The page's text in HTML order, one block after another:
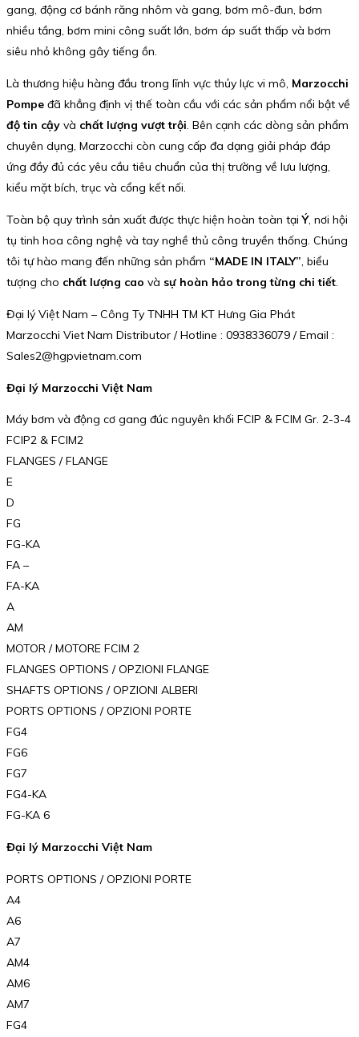
gang, động cơ bánh răng nhôm và gang, bơm mô-đun, bơm
nhiều tầng, bơm mini công suất lớn, bơm áp suất thấp và bơm
siêu nhỏ không gây tiếng ồn.
Là thương hiệu hàng đầu trong lĩnh vực thủy lực vi mô, Marzocchi
Pompe đã khẳng định vị thế toàn cầu với các sản phẩm nổi bật về
độ tin cậy và chất lượng vượt trội. Bên cạnh các dòng sản phẩm
chuyên dụng, Marzocchi còn cung cấp đa dạng giải pháp đáp
ứng đầy đủ các yêu cầu tiêu chuẩn của thị trường về lưu lượng,
kiểu mặt bích, trục và cổng kết nối.
Toàn bộ quy trình sản xuất được thực hiện hoàn toàn tạiÝ, nơi hội
tụ tinh hoa công nghệ và tay nghề thủ công truyền thống. Chúng
tôi tự hào mang đến những sản phẩm “MADE IN ITALY”, biểu
tượng cho chất lượng cao và sự hoàn hảo trong từng chi tiết.
Đại lý Việt Nam – Công Ty TNHH TM KT Hưng Gia Phát
Marzocchi Viet Nam Distributor / Hotline : 0938336079 / Email :
Sales2@hgpvietnam.com
Đại lý Marzocchi Việt Nam
Máy bơm và động cơ gang đúc nguyên khối FCIP & FCIM Gr. 2-3-4
FCIP2 & FCIM2
FLANGES / FLANGE
E
D
FG
FG-KA
FA –
FA-KA
A
AM
MOTOR / MOTORE FCIM 2
FLANGES OPTIONS / OPZIONI FLANGE
SHAFTS OPTIONS / OPZIONI ALBERI
PORTS OPTIONS / OPZIONI PORTE
FG4
FG6
FG7
FG4-KA
FG-KA 6
Đại lý Marzocchi Việt Nam
PORTS OPTIONS / OPZIONI PORTE
A4
A6
A7
AM4
AM6
AM7
FG4